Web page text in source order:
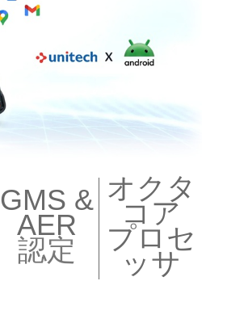
GMS &
AER
認定
オクタ
コア
プロセ
ッサ